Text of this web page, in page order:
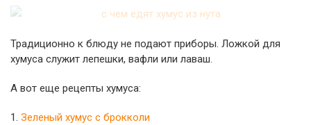
Традиционно к блюду не подают приборы. Ложкой для
хумуса служит лепешки, вафли или лаваш.
А вот еще рецепты хумуса:
1. Зеленый хумус с брокколи